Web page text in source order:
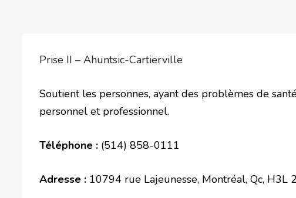
Prise II – Ahuntsic-Cartierville
Soutient les personnes, ayant des problèmes de
personnel et professionnel.
Téléphone : (514) 858-0111
Adresse : 10794 rue Lajeunesse, Montréal, Qc, H3L